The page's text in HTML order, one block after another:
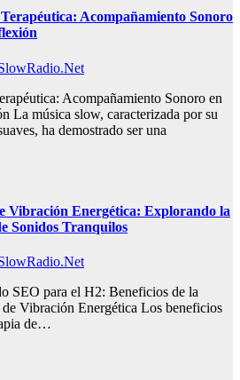
Acompañamiento Sonoro
Acompañamiento Sonoro en
La música slow, caracterizada por su
ha demostrado ser una
Vibración Energética: Explorando la
Sonidos Tranquilos
SEO para el H2: Beneficios de la
Vibración Energética Los beneficios
de…